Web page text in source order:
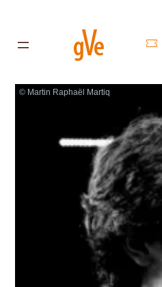
© Martin Raphaël Martiq